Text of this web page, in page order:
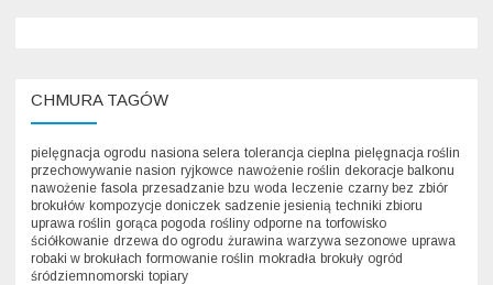
CHMURA TAGÓW
pielęgnacja ogrodu nasiona selera tolerancja cieplna pielęgnacja roślin
przechowywanie nasion ryjkowce nawożenie roślin dekoracje balkonu
nawożenie fasola przesadzanie bzu woda leczenie czarny bez zbiór
brokułów kompozycje doniczek sadzenie jesienią techniki zbioru
uprawa roślin gorąca pogoda rośliny odporne na torfowisko
ściółkowanie drzewa do ogrodu żurawina warzywa sezonowe uprawa
robaki w brokułach formowanie roślin mokradła brokuły ogród
śródziemnomorski topiary